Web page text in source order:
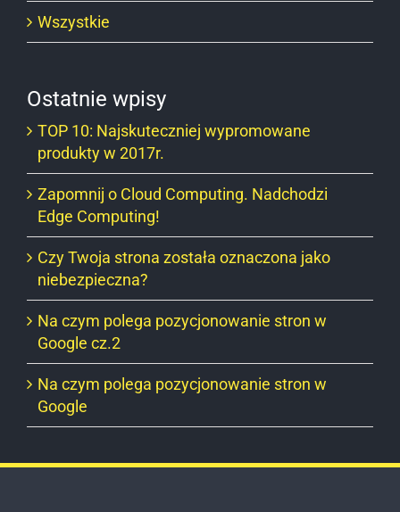
Wszystkie
Ostatnie wpisy
TOP 10: Najskuteczniej wypromowane
produkty w 2017r.
Zapomnij o Cloud Computing. Nadchodzi
Edge Computing!
Czy Twoja strona została oznaczona jako
niebezpieczna?
Na czym polega pozycjonowanie stron w
Google cz.2
Na czym polega pozycjonowanie stron w
Google